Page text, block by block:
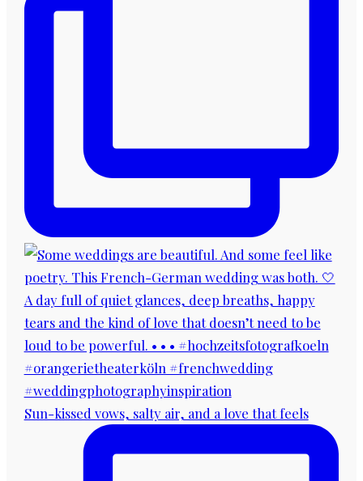
Sun-kissed vows, salty air, and a love that feels